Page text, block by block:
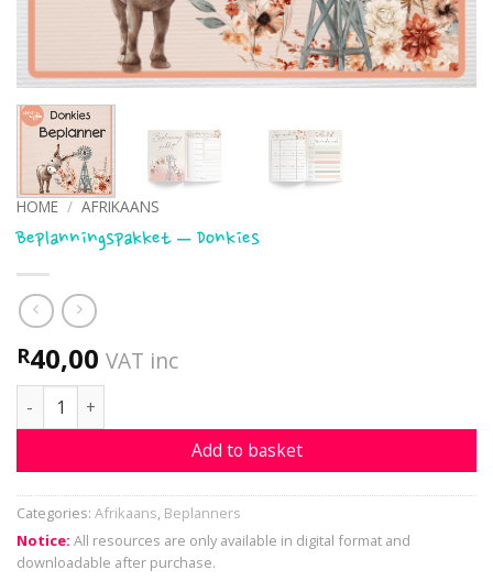
HOME / AFRIKAANS
Beplanningspakket – Donkies
R40,00 VAT inc
Beplanningspakket - Donkies quantity
Add to basket
Categories: Afrikaans, Beplanners
Notice: All resources are only available in digital format and
downloadable after purchase.